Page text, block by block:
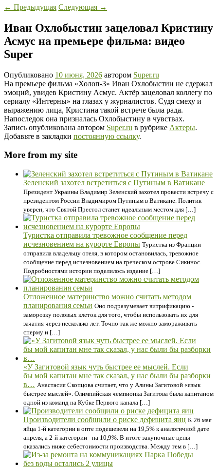
← Предыдущая Следующая →
Иван Охлобыстин зацеловал Кристину
Асмус на премьере фильма: видео
Super
Опубликовано 10 июня, 2026 автором Super.ru
На премьере фильма «Холоп-3» Иван Охлобыстин не сдержал
эмоций, увидев Кристину Асмус. Актёр зацеловал коллегу по
сериалу «Интерны» на глазах у журналистов. Судя смеху и
выражению лица, Кристина такой встрече была рада.
Напоследок она призналась Охлобыстину в чувствах.
Запись опубликована автором Super.ru в рубрике Актеры.
Добавьте в закладки постоянную ссылку.
More from my site
Зеленский захотел встретиться с Путиным в Ватикане
Президент Украины Владимир Зеленский захотел провести встречу с
президентом России Владимиром Путиным в Ватикане. Политик
уверен, что Святой Престол станет идеальным местом для […]
Туристка отправила тревожное сообщение перед
исчезновением на курорте Европы Туристка из Франции
отправила владельцу отеля, в котором остановилась, тревожное
сообщение перед исчезновением на греческом острове Сикинос.
Подробностями истории поделилось издание […]
Отложенное материнство можно считать методом
планирования семьи Оно подразумевает витрификацию -
заморозку половых клеток для того, чтобы использовать их для
зачатия через несколько лет. Точно так же можно замораживать
сперму и […]
«У Загитовой язык чуть быстрее ее мыслей. Если
бы мой капитан мне так сказал, у нас были бы разборки
в… Анастасия Скопцова считает, что у Алины Загитовой «язык
быстрее мыслей». Олимпийская чемпионка Загитова была капитаном
одной из команд на Кубке Первого канала […]
Производители сообщили о риске дефицита яиц К 26 мая
яйца 1-й категории в опте подешевели на 19,5% к аналогичной дате
апреля, а 2-й категории - на 10,9%. В итоге закупочные цены
оказались ниже себестоимости производства. Между тем в […]